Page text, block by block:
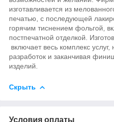
изготавливается из
печатью, с последующей
горячим тиснением фольгой,
постпечатной отделкой.
включает весь комплекс
разработок и заканчивая
изделий.
Скрыть
Условия оплаты